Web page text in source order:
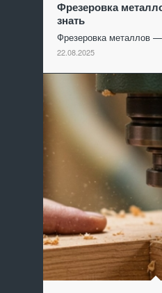
Фрезеровка
знать
Фрезеровка металлов
22.08.2025